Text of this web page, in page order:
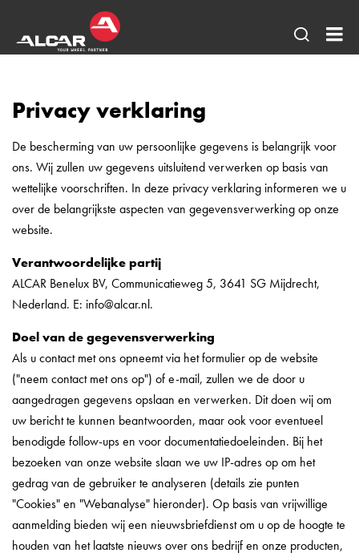
Open
Privacy verklaring
De bescherming van uw persoonlijke gegevens is belangrijk voor
ons. Wij zullen uw gegevens uitsluitend verwerken op basis van
wettelijke voorschriften. In deze privacy verklaring informeren we u
over de belangrijkste aspecten van gegevensverwerking op onze
website.
Verantwoordelijke partij
ALCAR Benelux BV, Communicatieweg 5, 3641 SG Mijdrecht,
Nederland. E: info@alcar.nl.
Doel van de gegevensverwerking
Als u contact met ons opneemt via het formulier op de website
("neem contact met ons op") of e-mail, zullen we de door u
aangedragen gegevens opslaan en verwerken. Dit doen wij om
uw bericht te kunnen beantwoorden, maar ook voor eventueel
benodigde follow-ups en voor documentatiedoeleinden. Bij het
bezoeken van onze website slaan we uw IP-adres op om het
gedrag van de gebruiker te analyseren (details zie punten
"Cookies" en "Webanalyse" hieronder). Op basis van vrijwillige
aanmelding bieden wij een nieuwsbriefdienst om u op de hoogte te
houden van het laatste nieuws over ons bedrijf en onze producten,